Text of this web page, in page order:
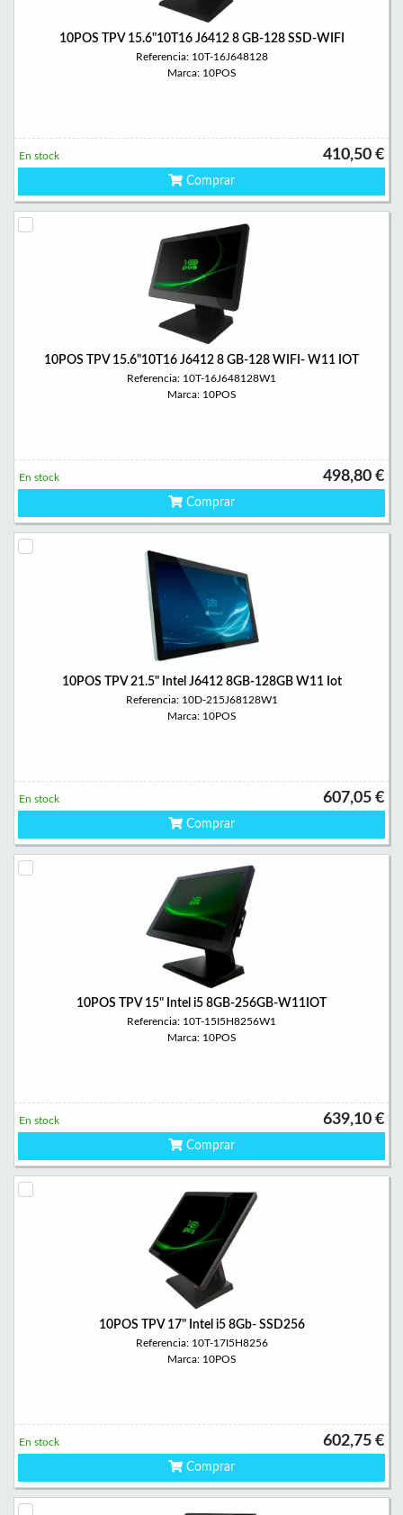
10POS TPV 15.6"10T16 J6412 8 GB-128 SSD-WIFI
Referencia: 10T-16J648128
Marca: 10POS
410,50 €
En stock
Comprar
10POS TPV 15.6"10T16 J6412 8 GB-128 WIFI- W11 IOT
Referencia: 10T-16J648128W1
Marca: 10POS
498,80 €
En stock
Comprar
10POS TPV 21.5" Intel J6412 8GB-128GB W11 Iot
Referencia: 10D-215J68128W1
Marca: 10POS
607,05 €
En stock
Comprar
10POS TPV 15" Intel i5 8GB-256GB-W11IOT
Referencia: 10T-15I5H8256W1
Marca: 10POS
639,10 €
En stock
Comprar
10POS TPV 17" Intel i5 8Gb- SSD256
Referencia: 10T-17I5H8256
Marca: 10POS
602,75 €
En stock
Comprar